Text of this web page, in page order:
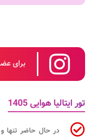
برای
تور ایتالیا هوایی 1405
در حال حاضر تنها